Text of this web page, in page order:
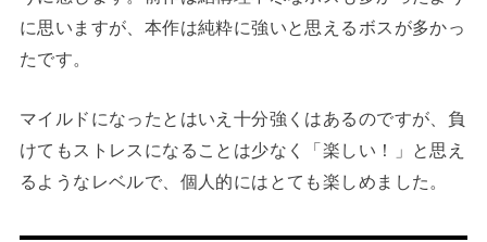
に思いますが、本作は純粋に強いと思えるボスが多かっ
たです。
マイルドになったとはいえ十分強くはあるのですが、負
けてもストレスになることは少なく「楽しい！」と思え
るようなレベルで、個人的にはとても楽しめました。